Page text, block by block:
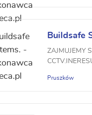
Buildsafe
ZAJMUJEMY
Pruszków